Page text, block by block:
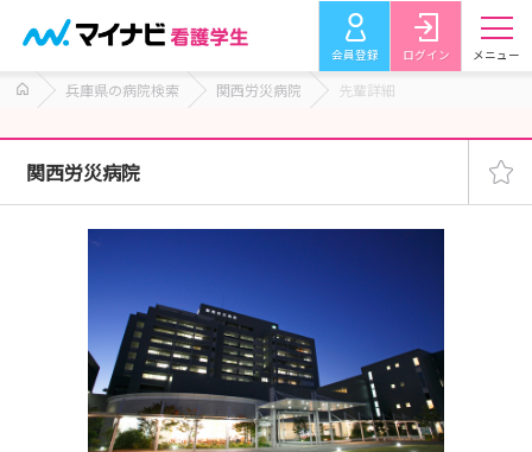
会員登録 ログイン メニュー
兵庫県の病院検索 関西労災病院 先輩詳細
関西労災病院